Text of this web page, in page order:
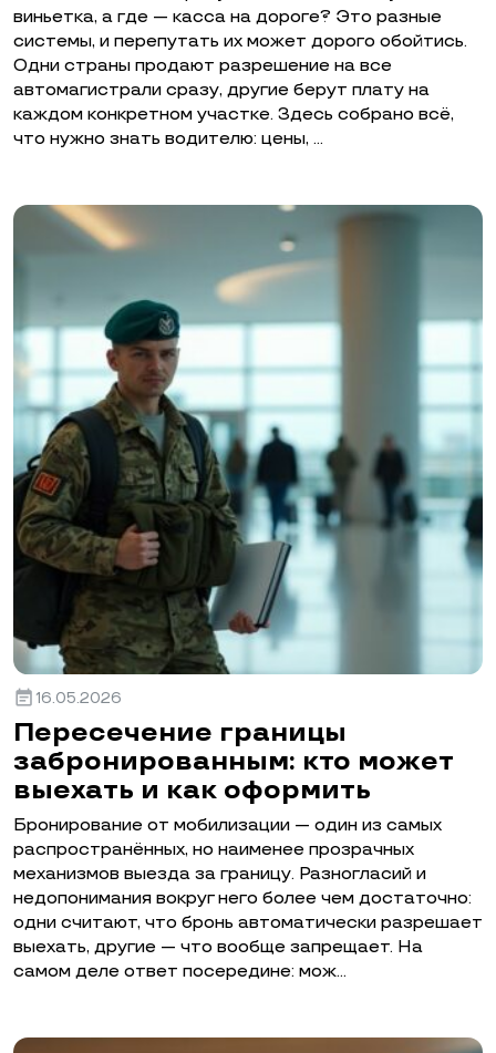
виньетка, а где — касса на дороге? Это разные
системы, и перепутать их может дорого обойтись.
Одни страны продают разрешение на все
автомагистрали сразу, другие берут плату на
каждом конкретном участке. Здесь собрано всё,
что нужно знать водителю: цены, …
event_note 16.05.2026
Пересечение границы
забронированным: кто может
выехать и как оформить
Бронирование от мобилизации — один из самых
распространённых, но наименее прозрачных
механизмов выезда за границу. Разногласий и
недопонимания вокруг него более чем достаточно:
одни считают, что бронь автоматически разрешает
выехать, другие — что вообще запрещает. На
самом деле ответ посередине: мож…